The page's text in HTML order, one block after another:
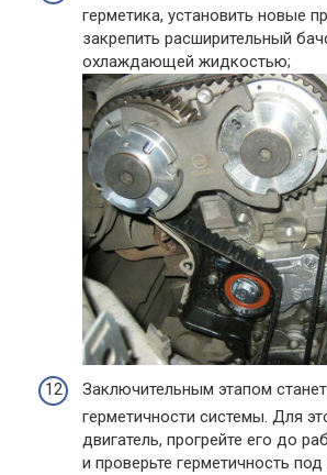
герметика, установить новые
закрепить расширительный
охлаждающей жидкостью;
Заключительным этапом
герметичности системы. Для
двигатель, прогрейте его до
и проверьте герметичность